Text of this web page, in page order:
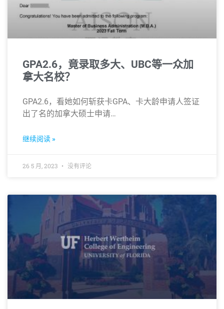
GPA2.6，竟录取多大、UBC等一众加
拿大名校？
GPA2.6，看她如何斩获卡GPA、卡大龄申请人签证
出了名的加拿大硕士申请…
继续阅读 »
26 5 月, 2023 没有评论